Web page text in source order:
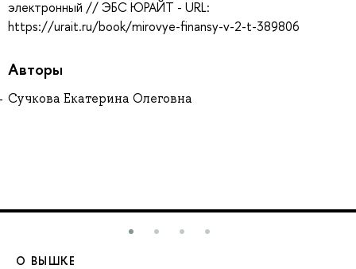
электронный // ЭБС ЮРАЙТ - URL:
https://urait.ru/book/mirovye-finansy-v-2-t-389806
Авторы
Сучкова Екатерина Олеговна
О ВЫШКЕ